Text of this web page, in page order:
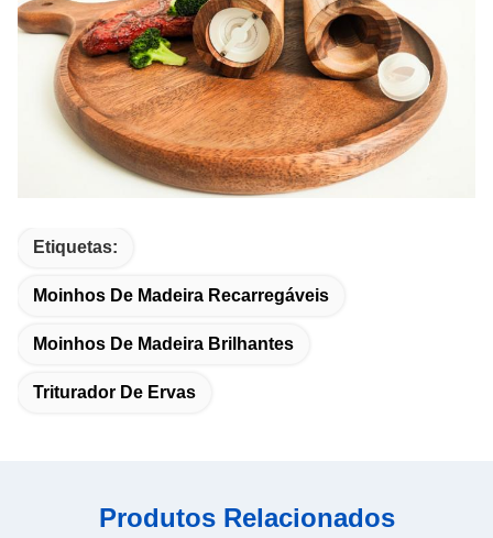
Etiquetas:
Moinhos De Madeira Recarregáveis
Moinhos De Madeira Brilhantes
Triturador De Ervas
Produtos Relacionados